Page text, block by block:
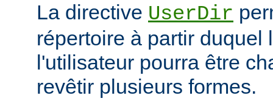
La directive UserDir
répertoire à partir duquel
l'utilisateur pourra être
revêtir plusieurs formes.